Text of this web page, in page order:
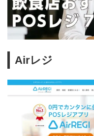
Airレジ